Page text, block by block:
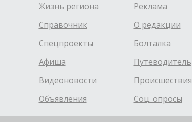
Жизнь региона
Справочник
Спецпроекты
Афиша
Видеоновости
Объявления
Реклама
О редакции
Болталка
Путеводитель
Происшествия
Соц. опросы